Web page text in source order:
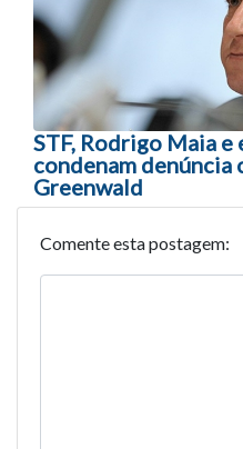
STF, Rodrigo Maia
condenam denúncia
Greenwald
Comente esta postagem: